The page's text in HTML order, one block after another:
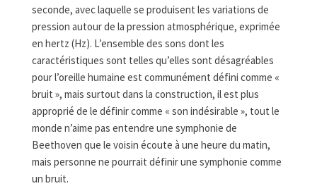
seconde, avec laquelle se produisent les variations de
pression autour de la pression atmosphérique, exprimée
en hertz (Hz). L’ensemble des sons dont les
caractéristiques sont telles qu’elles sont désagréables
pour l’oreille humaine est communément défini comme «
bruit », mais surtout dans la construction, il est plus
approprié de le définir comme « son indésirable », tout le
monde n’aime pas entendre une symphonie de
Beethoven que le voisin écoute à une heure du matin,
mais personne ne pourrait définir une symphonie comme
un bruit.